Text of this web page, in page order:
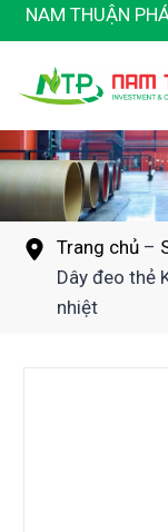
Skip
to
content
NAM THUẬN
Trang chủ–
Dây đeo thẻ
nhiệt